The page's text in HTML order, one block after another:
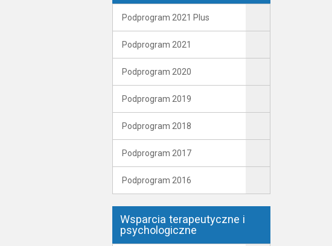
Podprogram 2021 Plus
Podprogram 2021
Podprogram 2020
Podprogram 2019
Podprogram 2018
Podprogram 2017
Podprogram 2016
Wsparcia terapeutyczne i
psychologiczne